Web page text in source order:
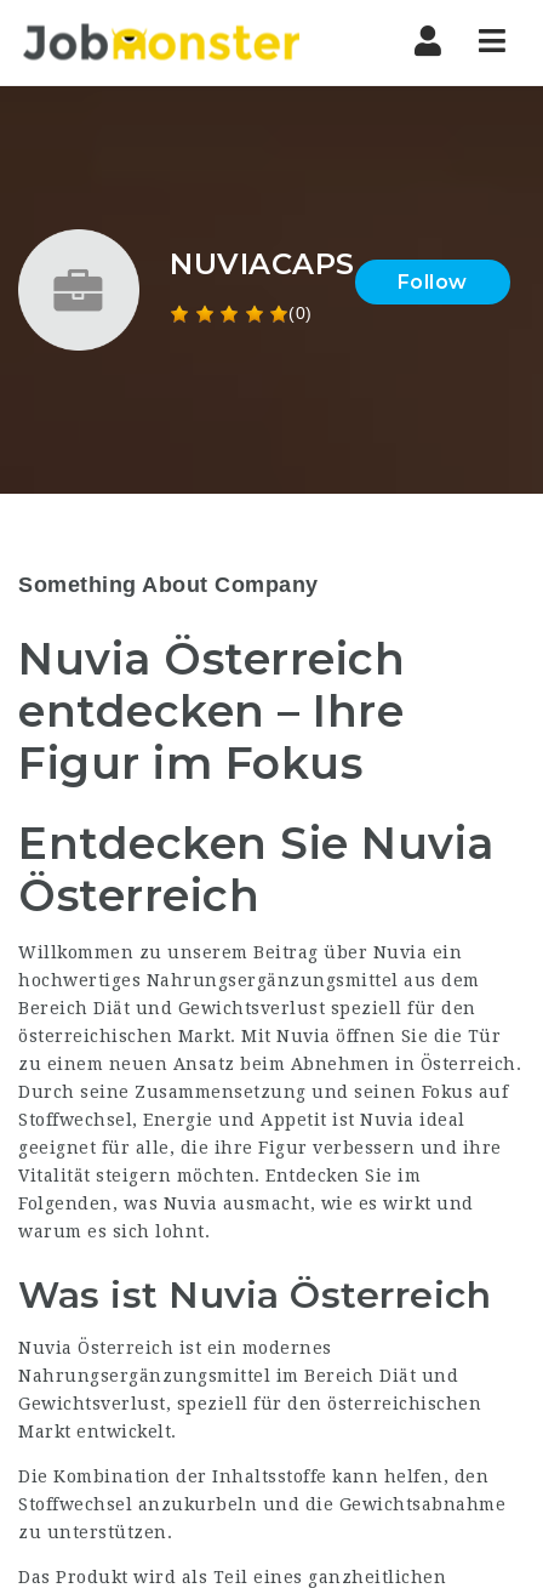
NUVIACAPS
(0)
Follow
Something About Company
Nuvia Österreich
entdecken – Ihre
Figur im Fokus
Entdecken Sie Nuvia
Österreich
Willkommen zu unserem Beitrag über Nuvia ein
hochwertiges Nahrungsergänzungsmittel aus dem
Bereich Diät und Gewichtsverlust speziell für den
österreichischen Markt. Mit Nuvia öffnen Sie die Tür
zu einem neuen Ansatz beim Abnehmen in Österreich.
Durch seine Zusammensetzung und seinen Fokus auf
Stoffwechsel, Energie und Appetit ist Nuvia ideal
geeignet für alle, die ihre Figur verbessern und ihre
Vitalität steigern möchten. Entdecken Sie im
Folgenden, was Nuvia ausmacht, wie es wirkt und
warum es sich lohnt.
Was ist Nuvia Österreich
Nuvia Österreich ist ein modernes
Nahrungsergänzungsmittel im Bereich Diät und
Gewichtsverlust, speziell für den österreichischen
Markt entwickelt.
Die Kombination der Inhaltsstoffe kann helfen, den
Stoffwechsel anzukurbeln und die Gewichtsabnahme
zu unterstützen.
Das Produkt wird als Teil eines ganzheitlichen